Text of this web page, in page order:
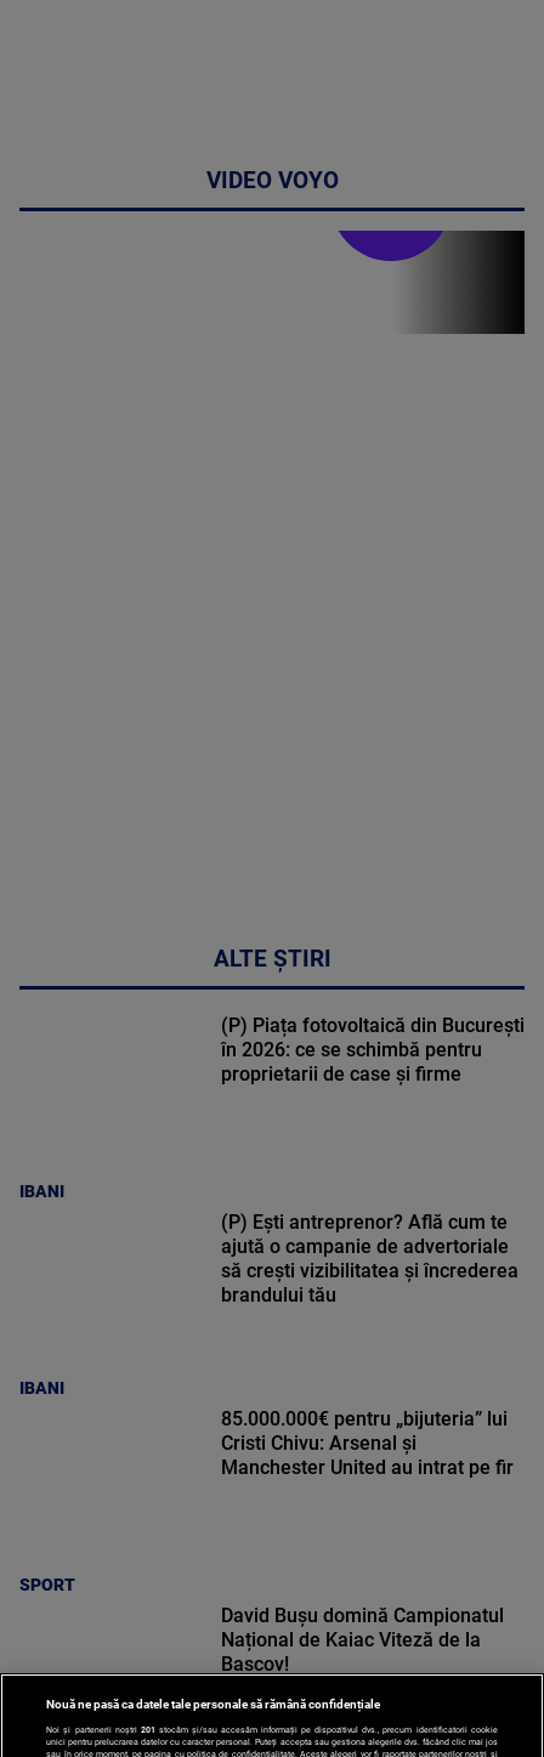
VIDEO VOYO
ALTE ȘTIRI
IBANI
(P) Piața fotovoltaică din București
în 2026: ce se schimbă pentru
proprietarii de case și firme
IBANI
(P) Ești antreprenor? Află cum te
ajută o campanie de advertoriale
să crești vizibilitatea și încrederea
brandului tău
SPORT
85.000.000€ pentru „bijuteria” lui
Cristi Chivu: Arsenal și
Manchester United au intrat pe fir
David Bușu domină Campionatul
Național de Kaiac Viteză de la
Bascov!
Nouă ne pasă ca datele tale personale să rămână confidențiale
Noi și partenerii noștri 201 stocăm și/sau accesăm informații pe dispozitivul dvs., precum identificatorii cookie
unici pentru prelucrarea datelor cu caracter personal. Puteți accepta sau gestiona alegerile dvs. făcând clic mai jos
sau în orice moment, pe pagina cu politica de confidențialitate. Aceste alegeri vor fi raportate partenerilor noștri și